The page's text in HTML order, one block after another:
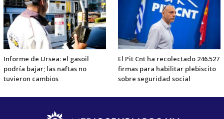
Informe de Ursea: el gasoil
podría bajar; las naftas no
tuvieron cambios
El Pit Cnt ha recolectado 246.527
firmas para habilitar plebiscito
sobre seguridad social